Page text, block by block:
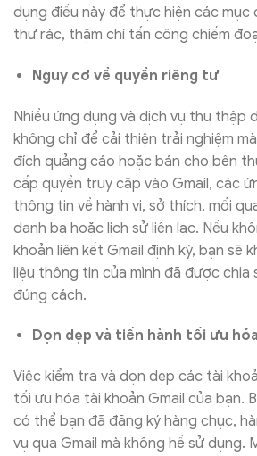
dụng điều này để thực hiện các mục
thư rác, thậm chí tấn công chiếm
Nguy cơ về quyền riêng tư
Nhiều ứng dụng và dịch vụ thu thập
không chỉ để cải thiện trải nghiệm
đích quảng cáo hoặc bán cho bên
cấp quyền truy cập vào Gmail, các
thông tin về hành vi, sở thích, mối
danh bạ hoặc lịch sử liên lạc. Nếu
khoản liên kết Gmail định kỳ, bạn sẽ
liệu thông tin của mình đã được chia
đúng cách.
Dọn dẹp và tiến hành tối ưu
Việc kiểm tra và dọn dẹp các tài
tối ưu hóa tài khoản Gmail của bạn.
có thể bạn đã đăng ký hàng chục,
vụ qua Gmail mà không hề sử dụng.